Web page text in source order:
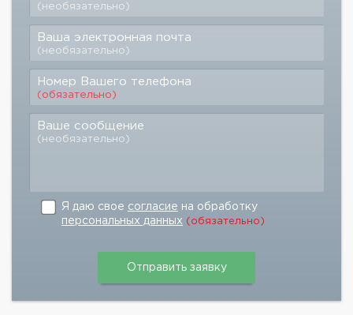
(необязательно)
Ваша электронная почта
(необязательно)
Номер Вашего телефона
(обязательно)
Ваше сообщение
(необязательно)
Я даю свое согласие на обработку
персональных данных (обязательно)